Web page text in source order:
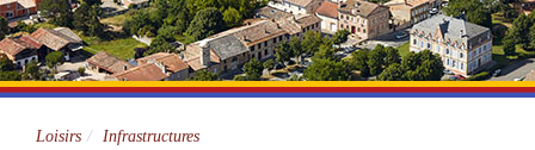
Loisirs Infrastructures